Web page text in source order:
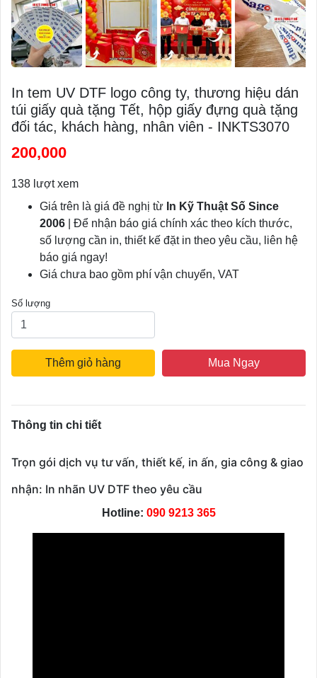
In tem UV DTF logo công ty, thương hiệu dán
túi giấy quà tặng Tết, hộp giấy đựng quà tặng
đối tác, khách hàng, nhân viên - INKTS3070
200,000
138 lượt xem
Giá trên là giá đề nghị từ In Kỹ Thuật Số Since
2006 | Để nhận báo giá chính xác theo kích thước,
số lượng cần in, thiết kế đặt in theo yêu cầu, liên hệ
báo giá ngay!
Giá chưa bao gồm phí vận chuyển, VAT
Số lượng
Thêm giỏ hàng Mua Ngay
Thông tin chi tiết
Trọn gói dịch vụ tư vấn, thiết kế, in ấn, gia công & giao
nhận: In nhãn UV DTF theo yêu cầu
Hotline: 090 9213 365